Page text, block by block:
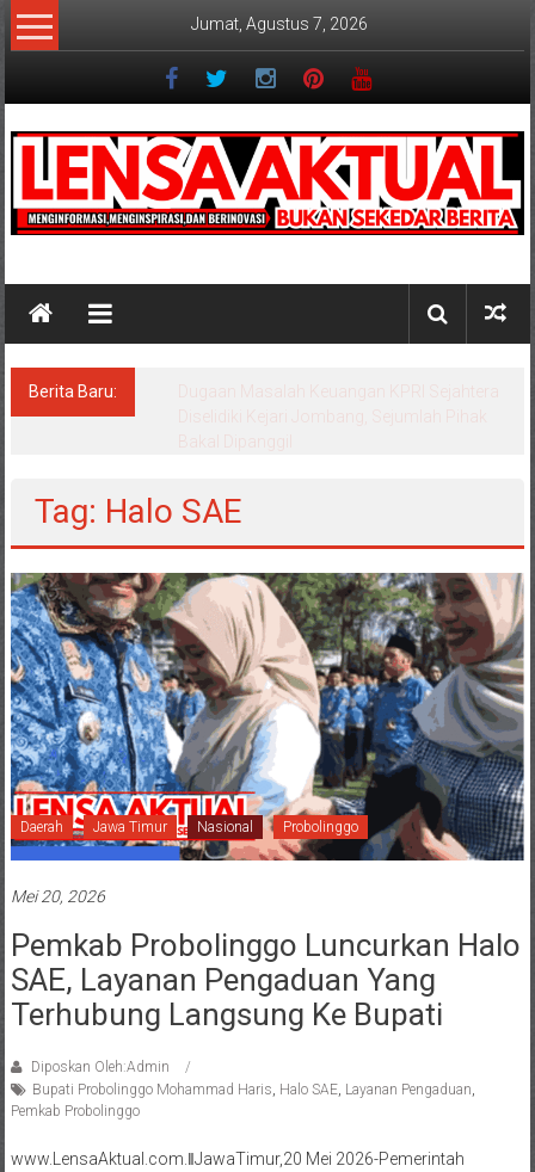
Lompat
ke
Jumat, Agustus 7, 2026
Berita Baru:
Program Kampung Nelayan Merah Putih
Masuk Lamongan, Paciran & Brondong Jadi
Pusat Ekonomi Pesisir
Tag: Halo SAE
Daerah Jawa Timur Nasional Probolinggo
Mei 20, 2026
Pemkab Probolinggo Luncurkan Halo
SAE, Layanan Pengaduan Yang
Terhubung Langsung Ke Bupati
Diposkan Oleh:Admin
Bupati Probolinggo Mohammad Haris Halo SAE, Layanan Pengaduan
Pemkab Probolinggo
www.LensaAktual.com.ǁJawaTimur,20 Mei 2026-Pemerintah